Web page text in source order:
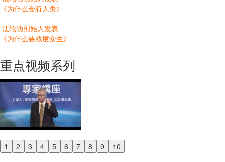
《为什么会有人类》
法轮功创始人发表
《为什么要救度众生》
重点视频系列
1 2 3 4 5 6 7 8 9 10
Previous